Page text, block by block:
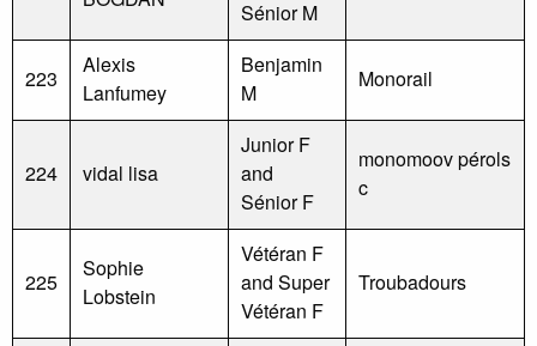
Sénior M
223
Alexis
Lanfumey
Benjamin
M
Monorail
224 vidal lisa
Junior F
and
Sénior F
monomoov pérols
c
225
Sophie
Lobstein
Vétéran F
and Super
Vétéran F
Troubadours